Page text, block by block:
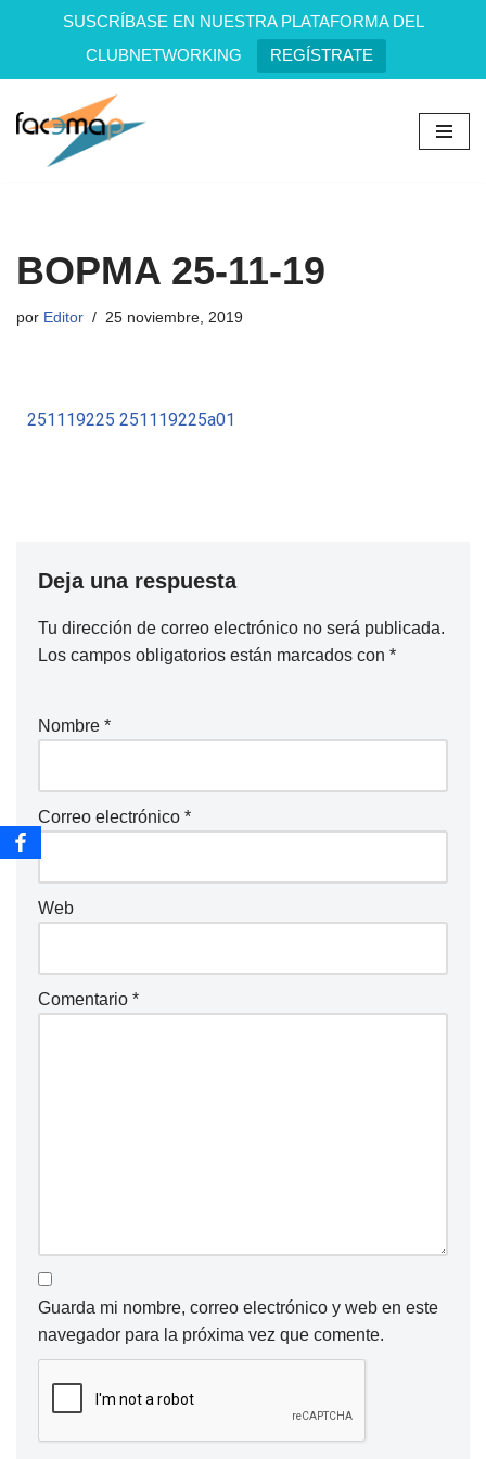
SUSCRÍBASE EN NUESTRA PLATAFORMA DEL
CLUBNETWORKING
REGÍSTRATE
Saltar
BOPMA 25-11-19
por Editor 25 noviembre, 2019
251119225 251119225a01
Deja una respuesta
Tu dirección de correo electrónico no será publicada.
Los campos obligatorios están marcados con *
Nombre *
Correo electrónico *
Web
Comentario *
Guarda mi nombre, correo electrónico y web en este
navegador para la próxima vez que comente.